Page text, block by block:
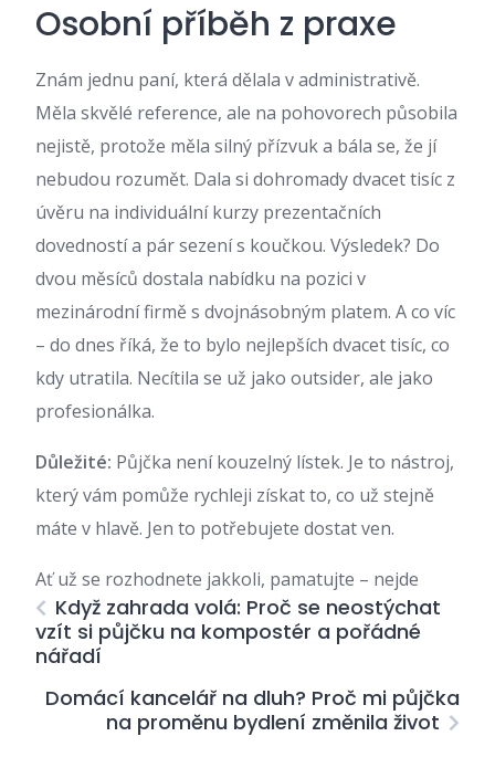
Osobní příběh z praxe
Znám jednu paní, která dělala v administrativě.
Měla skvělé reference, ale na pohovorech působila
nejistě, protože měla silný přízvuk a bála se, že jí
nebudou rozumět. Dala si dohromady dvacet tisíc z
úvěru na individuální kurzy prezentačních
dovedností a pár sezení s koučkou. Výsledek? Do
dvou měsíců dostala nabídku na pozici v
mezinárodní firmě s dvojnásobným platem. A co víc
– do dnes říká, že to bylo nejlepších dvacet tisíc, co
kdy utratila. Necítila se už jako outsider, ale jako
profesionálka.
Důležité: Půjčka není kouzelný lístek. Je to nástroj,
který vám pomůže rychleji získat to, co už stejně
máte v hlavě. Jen to potřebujete dostat ven.
Ať už se rozhodnete jakkoli, pamatujte – nejde
Když zahrada volá: Proč se neostýchat
vzít si půjčku na kompostér a pořádné
nářadí
Domácí kancelář na dluh? Proč mi půjčka
na proměnu bydlení změnila život